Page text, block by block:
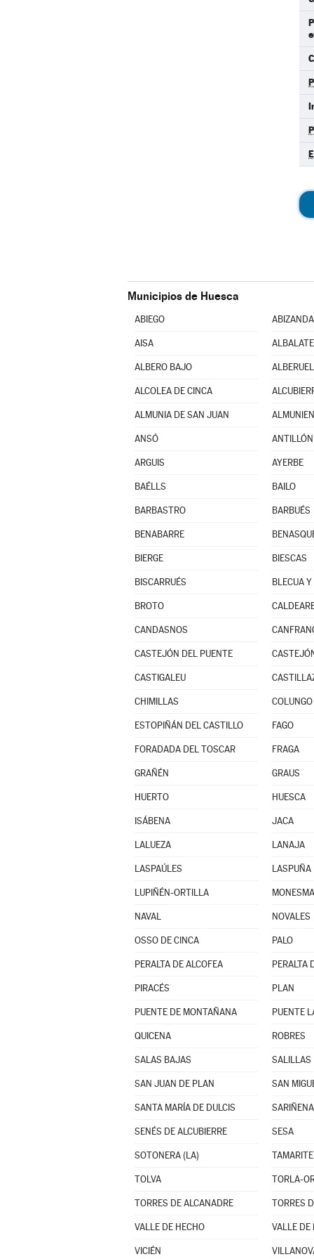
Municipios de Huesca
ABIEGO ABIZANDA
AISA
ALBERO BAJO
ALCOLEA DE CINCA
ALMUNIA DE SAN JUAN
ANSÓ ANTILLÓN
ARGUIS AYERBE
BAÉLLS BAILO
BARBASTRO BARBUÉS
BENABARRE
BIERGE BIESCAS
BISCARRUÉS BLECUA
BROTO
CANDASNOS
CASTEJÓN DEL PUENTE
CASTIGALEU
CHIMILLAS COLUNGO
ESTOPIÑÁN DEL CASTILLO FAGO
FORADADA DEL TOSCAR FRAGA
GRAÑÉN GRAUS
HUERTO HUESCA
ISÁBENA JACA
LALUEZA LANAJA
LASPAÚLES LASPUÑA
LUPIÑÉN-ORTILLA
NAVAL NOVALES
OSSO DE CINCA PALO
PERALTA DE ALCOFEA PERALTA
PIRACÉS PLAN
PUENTE DE MONTAÑANA PUENTE
QUICENA ROBRES
SALAS BAJAS SALILLAS
SAN JUAN DE PLAN SAN
SANTA MARÍA DE DULCIS SARIÑENA
SENÉS DE ALCUBIERRE SESA
SOTONERA (LA)
TOLVA TORLA-
TORRES DE ALCANADRE TORRES
VALLE DE HECHO VALLE DE
VICIÉN